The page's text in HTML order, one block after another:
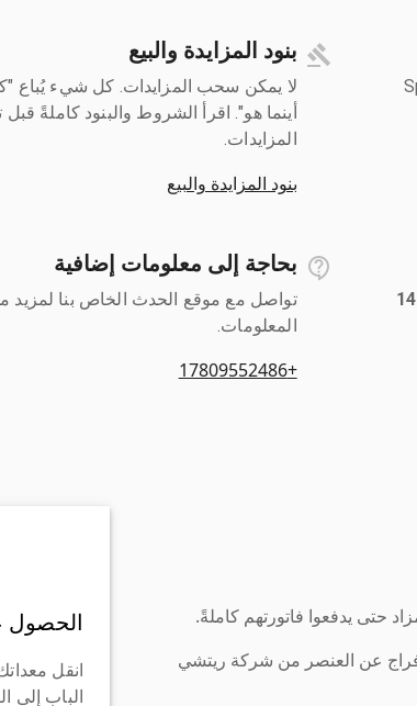
بنود المزايدة والبيع
لا يمكن سحب المزايدات. كل شيء يُباع
أينما هو". اقرأ الشروط والبنود كاملةً قبل
المزايدات.
بنود المزايدة والبيع
الأحد، 14
بحاجة إلى معلومات إضافية
تواصل مع موقع الحدث الخاص بنا لمزيد
المعلومات.
+17809552486
حتى يدفعوا فاتورتهم كاملةً.
عن العنصر من شركة ريتشي
الحصول
انقل
الباب إلى